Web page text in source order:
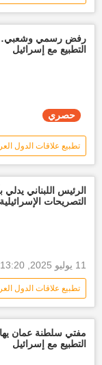
أخبار العالم الآن
أخبار إسرائيل اليوم
أخبار مصر الآن
رفض رسمي وشعبي…
التطبيع مع إسرائيل
حصري
تطبيع علاقات الدول
حصري
الولايات المتحدة
الرئيس اللبناني
التصريحات
11 يوليو 2025, 13:20 GMT
تطبيع علاقات الدول
أخبار لبنان
مفتي سلطنة عمان
التطبيع مع إسرائيل